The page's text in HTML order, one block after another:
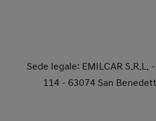
Sede legale: EMILCAR S.R.L.
114 - 63074 San